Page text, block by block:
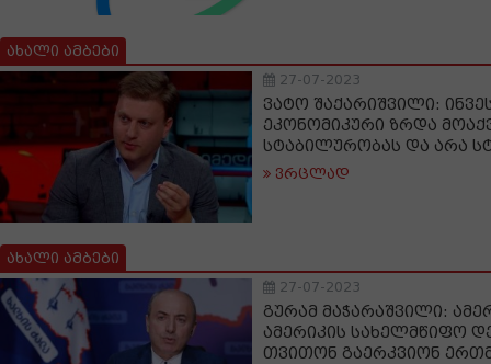
ახალი ამბები
27-07-2023
ვატო შაქარიშვილი:
ეკონომიკური ზრდა
სტაბილურობას და არა
ვრცლად
ახალი ამბები
27-07-2023
გურამ მაჭარაშვილი:
ამერიკის სახელმწიფო
თვითონ გაერკვიონ